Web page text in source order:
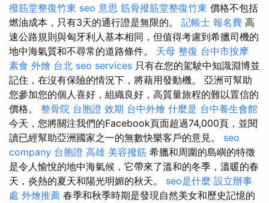
撥筋堂整復竹東 seo 意思 筋骨撥筋堂整復竹東 價格不包括
燃油成本，只有3天的通行證是無限的。 記帳士 報名費 高
速公路規則與匈牙利人基本相同，但值得考慮到希臘司機的
地中海氣質和不尋常的道路條件。 天母 整復 台中市按摩
素食 外燴 台北 seo services 只有在您的駕駛中知識淵博並
記住，在沒有保險的情況下，將藉用發動機。 亞洲可幫助
您參加您的個人喜好，組織良好，高質量旅程的難以置信的
價格。 整骨院 台胞證 效期 台中外燴 什麼是 台中養生會館
今天，您將關注我們的Facebook頁面超過74,000頁，並閱
讀已經幫助亞洲國家之一的無數快樂客戶的意見。 seo
company 台胞證 高雄 美容撥筋 希臘和周圍的島嶼的特徵
是令人愉悅的地中海氣候，它帶來了溫和的冬季，溫暖的春
天，炎熱的夏天和陽光明媚的秋天。 seo是什麼 設立辦事
處 外燴推薦 春季和秋季時期是發現自然美女和歷史記憶的